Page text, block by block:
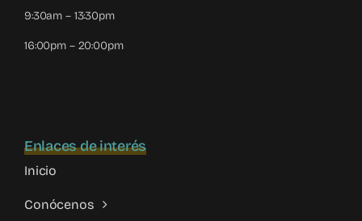
9:30am – 13:30pm
16:00pm – 20:00pm
Enlaces de interés
Inicio
Conócenos